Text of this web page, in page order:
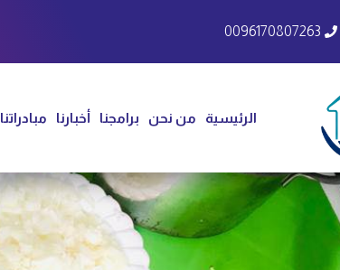
0096170807263
الرئيسية من نحن برامجنا أخبارنا مبادراتنا